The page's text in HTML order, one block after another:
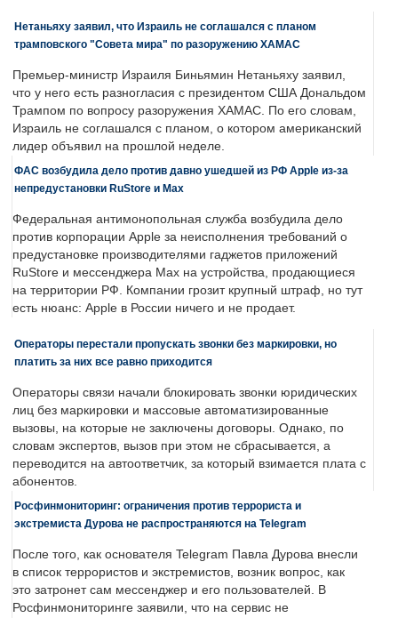
Нетаньяху заявил, что Израиль не соглашался с планом
трамповского "Совета мира" по разоружению ХАМАС
Премьер-министр Израиля Биньямин Нетаньяху заявил,
что у него есть разногласия с президентом США Дональдом
Трампом по вопросу разоружения ХАМАС. По его словам,
Израиль не соглашался с планом, о котором американский
лидер объявил на прошлой неделе.
ФАС возбудила дело против давно ушедшей из РФ Apple из-за
непредустановки RuStore и Max
Федеральная антимонопольная служба возбудила дело
против корпорации Apple за неисполнения требований о
предустановке производителями гаджетов приложений
RuStore и мессенджера Max на устройства, продающиеся
на территории РФ. Компании грозит крупный штраф, но тут
есть нюанс: Apple в России ничего и не продает.
Операторы перестали пропускать звонки без маркировки, но
платить за них все равно приходится
Операторы связи начали блокировать звонки юридических
лиц без маркировки и массовые автоматизированные
вызовы, на которые не заключены договоры. Однако, по
словам экспертов, вызов при этом не сбрасывается, а
переводится на автоответчик, за который взимается плата с
абонентов.
Росфинмониторинг: ограничения против террориста и
экстремиста Дурова не распространяются на Telegram
После того, как основателя Telegram Павла Дурова внесли
в список террористов и экстремистов, возник вопрос, как
это затронет сам мессенджер и его пользователей. В
Росфинмониторинге заявили, что на сервис не